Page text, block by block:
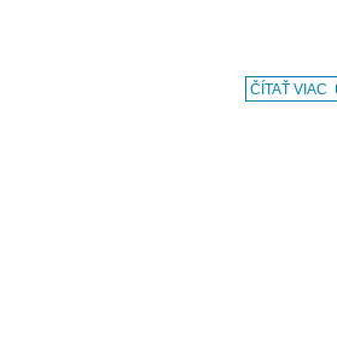
ČÍTAŤ VIAC